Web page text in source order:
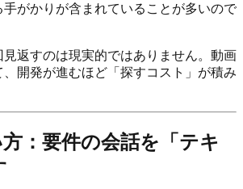
がかりが含まれていることが多いので
返すのは現実的ではありません。動画
開発が進むほど「探すコスト」が積み
：要件の会話を「テキ